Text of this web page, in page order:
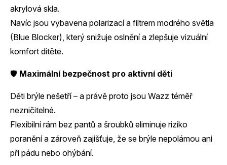
akrylová skla.
Navíc jsou vybavena polarizací a filtrem modrého světla
(Blue Blocker), který snižuje oslnění a zlepšuje vizuální
komfort dítěte.
🛡️ Maximální bezpečnost pro aktivní děti
Děti brýle nešetří – a právě proto jsou Wazz téměř
nezničitelné.
Flexibilní rám bez pantů a šroubků eliminuje riziko
poranění a zároveň zajišťuje, že se brýle nepolámou ani
při pádu nebo ohýbání.